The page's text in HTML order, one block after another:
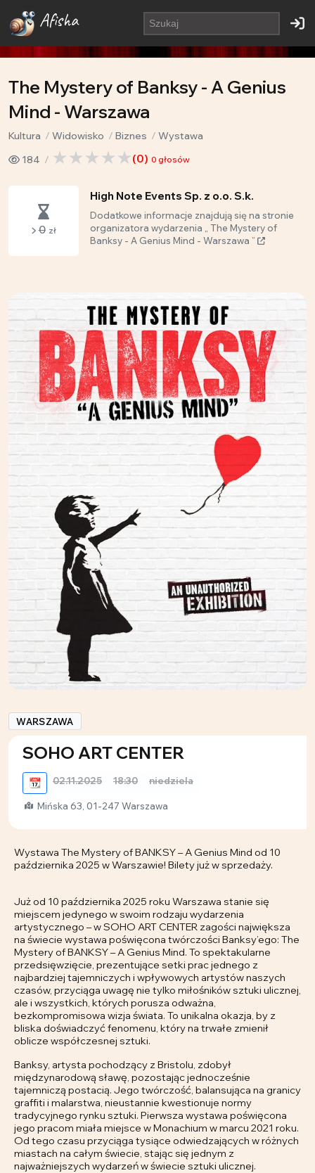
Afisha
The Mystery of Banksy - A Genius
Mind - Warszawa
Kultura Widowisko Biznes
Wystawa
184
(0) 0 głosów
0 zł
High Note Events Sp. z o.o. S.k.
Dodatkowe informacje znajdują się na stronie
organizatora wydarzenia „ The Mystery of
Banksy - A Genius Mind - Warszawa ”
WARSZAWA
SOHO ART CENTER
📆 02.11.2025 18:30 niedziela
Mińska 63, 01-247 Warszawa
Wystawa The Mystery of BANKSY – A Genius Mind od 10
października 2025 w Warszawie! Bilety już w sprzedaży.
Już od 10 października 2025 roku Warszawa stanie się
miejscem jedynego w swoim rodzaju wydarzenia
artystycznego – w SOHO ART CENTER zagości największa
na świecie wystawa poświęcona twórczości Banksy’ego: The
Mystery of BANKSY – A Genius Mind. To spektakularne
przedsięwzięcie, prezentujące setki prac jednego z
najbardziej tajemniczych i wpływowych artystów naszych
czasów, przyciąga uwagę nie tylko miłośników sztuki ulicznej,
ale i wszystkich, których porusza odważna,
bezkompromisowa wizja świata. To unikalna okazja, by z
bliska doświadczyć fenomenu, który na trwałe zmienił
oblicze współczesnej sztuki.
Banksy, artysta pochodzący z Bristolu, zdobył
międzynarodową sławę, pozostając jednocześnie
tajemniczą postacią. Jego twórczość, balansująca na granicy
graffiti i malarstwa, nieustannie kwestionuje normy
tradycyjnego rynku sztuki. Pierwsza wystawa poświęcona
jego pracom miała miejsce w Monachium w marcu 2021 roku.
Od tego czasu przyciąga tysiące odwiedzających w różnych
miastach na całym świecie, stając się jednym z
najważniejszych wydarzeń w świecie sztuki ulicznej.